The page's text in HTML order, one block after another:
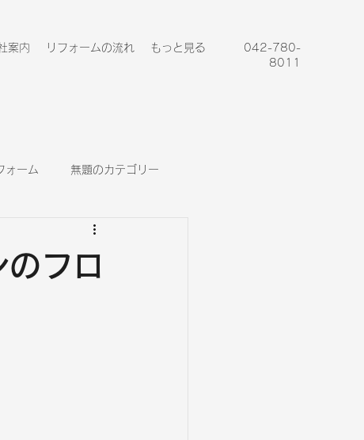
案内 リフォームの流れ もっと見る
042-780-
8011
ォーム 無題のカテゴリー
フロ